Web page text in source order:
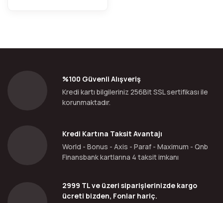
%100 Güvenli Alışveriş
Kredi kartı bilgileriniz 256Bit SSL sertifikası ile
korunmaktadır.
Kredi Kartına Taksit Avantajı
World - Bonus - Axis - Paraf - Maximum - Qnb
Finansbank kartlarına 4 taksit imkanı
2999 TL ve üzeri siparişlerinizde kargo
ücreti bizden, Fonlar hariç.